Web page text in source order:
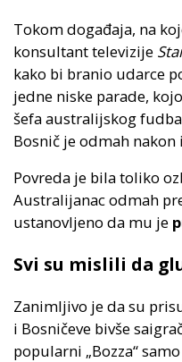
Tokom događaja, na
konsultant televizije
kako bi branio udarce
jedne niske parade,
šefa australijskog
Bosnič je odmah
Povreda je bila toliko
Australijanac odmah
ustanovljeno da mu je
Svi su mislili da
Zanimljivo je da su
i Bosničeve bivše
popularni „Bozza“